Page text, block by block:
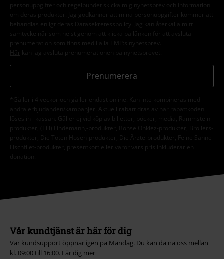
personuppgifter och regelbundet skicka mig nyhetsbrev och information
om deras produkter. Jag godkänner att mina personuppgifter kommer att
behandlas enligt deras
Datasekretesspolicy
. Jag kan återkalla mitt
samtycke när som helst genom att klicka på länken för att avsluta
prenumeration som finns med i alla EMP:s nyhetsbrev.
Här kan jag avsluta prenumerationen på nyhetsbrevet.
Prenumerera
*Gäller i 4 veckor och gäller endast online. Kan inte kombineras med
andra erbjudanden/kampanjer. Aktuell rabatt dras av när rabattkoden
löses in i kassan. Gäller ej vid köp av biljetter, böcker, media, Rammstein-
produkter, (Till) Lindemann,-produkter, Böhse Onklez-produkter, Broilers-
produkter, Die Toten Hosen-produkter, Die Ärzte-produkter, Feine Sahne
Fischfilet-produkter, presentkort eller varor vars pris inkluderar en
donation.
Vår kundtjänst är här för dig
Vår kundsupport öppnar igen på Måndag. Du kan då nå oss mellan
kl. 09:00 till 16:00. Lär dig mer